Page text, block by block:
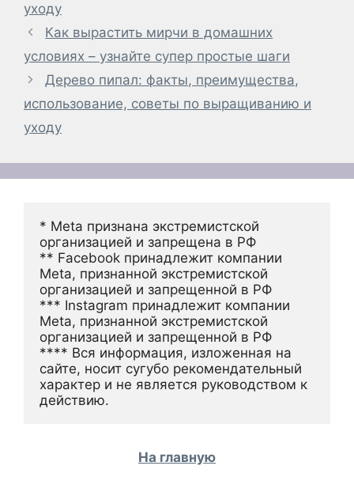
уходу
Как вырастить мирчи в домашних
условиях – узнайте супер простые шаги
Дерево пипал: факты, преимущества,
использование, советы по выращиванию и
уходу
* Meta признана экстремистской
организацией и запрещена в РФ
** Facebook принадлежит компании
Meta, признанной экстремистской
организацией и запрещенной в РФ
*** Instagram принадлежит компании
Meta, признанной экстремистской
организацией и запрещенной в РФ
**** Вся информация, изложенная на
сайте, носит сугубо рекомендательный
характер и не является руководством к
действию.
На главную